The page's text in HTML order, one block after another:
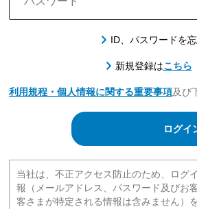
ID、パスワードを
新規登録はこちら
利用規程・個人情報に関する重要事項及び
ログイ
当社は、不正アクセス防止のため、ログ
報（メールアドレス、パスワード及びお
客さまが特定される情報は含みません）